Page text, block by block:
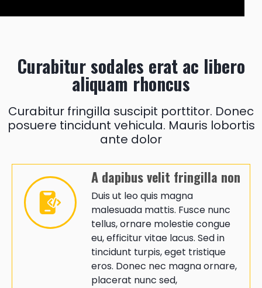
Curabitur sodales erat ac libero
aliquam rhoncus
Curabitur fringilla suscipit porttitor. Donec
posuere tincidunt vehicula. Mauris lobortis
ante dolor
A dapibus velit fringilla non
Duis ut leo quis magna
malesuada mattis. Fusce nunc
tellus, ornare molestie congue
eu, efficitur vitae lacus. Sed in
tincidunt turpis, eget tristique
eros. Donec nec magna ornare,
placerat nunc sed,